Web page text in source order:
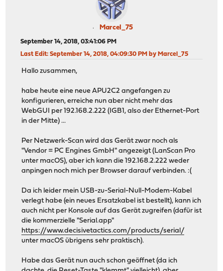
Marcel_75
September 14, 2018, 03:41:06 PM
Last Edit: September 14, 2018, 04:09:30 PM by Marcel_75
Hallo zusammen,
habe heute eine neue APU2C2 angefangen zu
konfigurieren, erreiche nun aber nicht mehr das
WebGUI per 192.168.2.222 (IGB1, also der Ethernet-Port
in der Mitte) ...
Per Netzwerk-Scan wird das Gerät zwar noch als
"Vendor = PC Engines GmbH" angezeigt (LanScan Pro
unter macOS), aber ich kann die 192.168.2.222 weder
anpingen noch mich per Browser darauf verbinden. :(
Da ich leider mein USB-zu-Serial-Null-Modem-Kabel
verlegt habe (ein neues Ersatzkabel ist bestellt), kann ich
auch nicht per Konsole auf das Gerät zugreifen (dafür ist
die kommerzielle "Serial.app"
https://www.decisivetactics.com/products/serial/
unter macOS übrigens sehr praktisch).
Habe das Gerät nun auch schon geöffnet (da ich